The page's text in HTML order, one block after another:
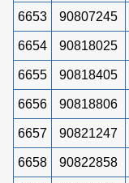
6653 90807245
6654 90818025
6655 90818405
6656 90818806
6657 90821247
6658 90822858